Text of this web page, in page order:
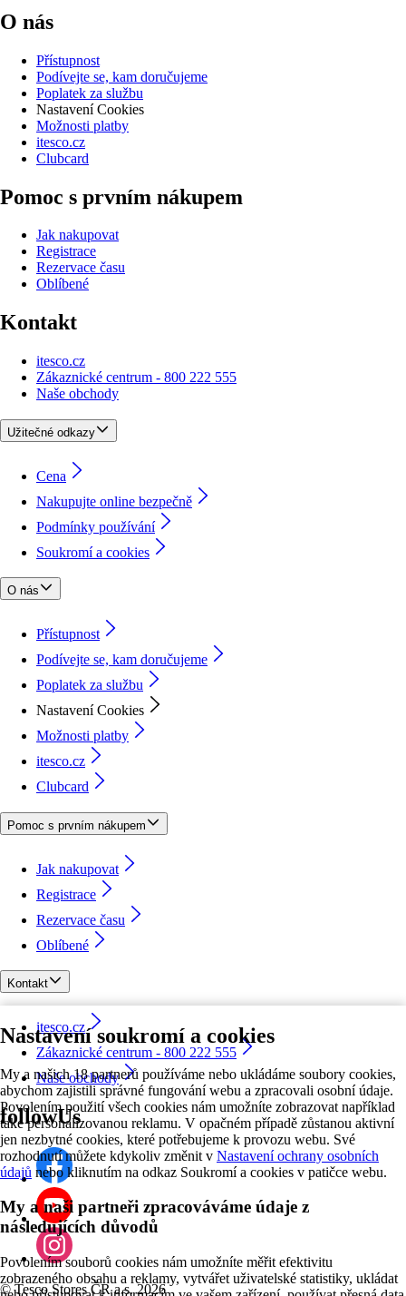
Nastavení soukromí a cookies
My a našich 18 partnerů používáme nebo ukládáme soubory cookies,
abychom zajistili správné fungování webu a zpracovali osobní údaje.
Povolením použití všech cookies nám umožníte zobrazovat například
také personalizovanou reklamu. V opačném případě zůstanou aktivní
jen nezbytné cookies, které potřebujeme k provozu webu. Své
rozhodnutí můžete kdykoliv změnit v Nastavení ochrany osobních
údajů nebo kliknutím na odkaz Soukromí a cookies v patičce webu.
My a naši partneři zpracováváme údaje z
následujících důvodů
Povolením souborů cookies nám umožníte měřit efektivitu
zobrazeného obsahu a reklamy, vytvářet uživatelské statistiky, ukládat
O nás
Přístupnost
Podívejte se, kam doručujeme
Poplatek za službu
Nastavení Cookies
Možnosti platby
itesco.cz
Clubcard
Pomoc s prvním nákupem
Jak nakupovat
Registrace
Rezervace času
Oblíbené
Kontakt
itesco.cz
Zákaznické centrum - 800 222 555
Naše obchody
Užitečné odkazy
Cena
Nakupujte online bezpečně
Podmínky používání
Soukromí a cookies
O nás
Přístupnost
Podívejte se, kam doručujeme
Poplatek za službu
Nastavení Cookies
Možnosti platby
itesco.cz
Clubcard
Pomoc s prvním nákupem
Jak nakupovat
Registrace
Rezervace času
Oblíbené
Kontakt
itesco.cz
Zákaznické centrum - 800 222 555
Naše obchody
followUs
©Tesco Stores ČR a.s. 2026